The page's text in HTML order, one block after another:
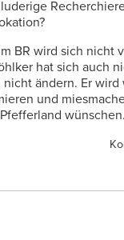
BR wird sich nicht
hat sich auch
ändern. Er
und
wünschen.